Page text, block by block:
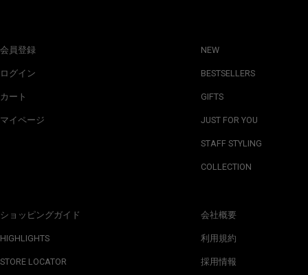
会員登録
ログイン
カート
マイページ
ショッピングガイド
HIGHLIGHTS
STORE LOCATOR
NEW
BESTSELLERS
GIFTS
JUST FOR YOU
STAFF STYLING
COLLECTION
会社概要
利用規約
採用情報